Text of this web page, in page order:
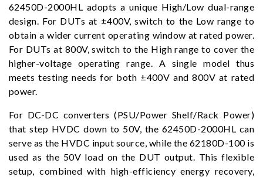
62450D-2000HL adopts a unique High/Low dual-range
design. For DUTs at ±400V, switch to the Low range to
obtain a wider current operating window at rated power.
For DUTs at 800V, switch to the High range to cover the
higher-voltage operating range. A single model thus
meets testing needs for both ±400V and 800V at rated
power.
For DC-DC converters (PSU/Power Shelf/Rack Power)
that step HVDC down to 50V, the 62450D-2000HL can
serve as the HVDC input source, while the 62180D-100 is
used as the 50V load on the DUT output. This flexible
setup, combined with high-efficiency energy recovery,